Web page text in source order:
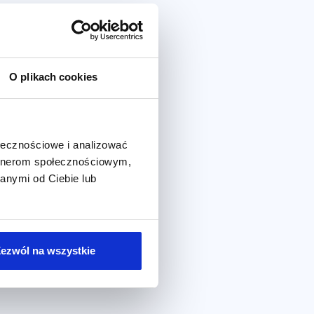
O plikach cookies
i analizować
społecznościowym,
od Ciebie lub
na wszystkie